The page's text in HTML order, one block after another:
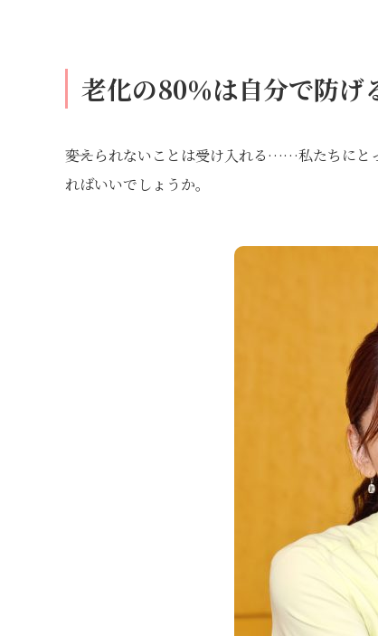
老化の80％は自分で防げ
――変えられないことは受け入れる……私たちに
ればいいでしょうか。